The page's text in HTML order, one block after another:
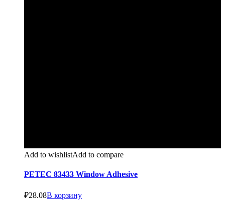
Add to wishlistAdd to compare
PETEC 83433 Window Adhesive
₽28.08В корзину